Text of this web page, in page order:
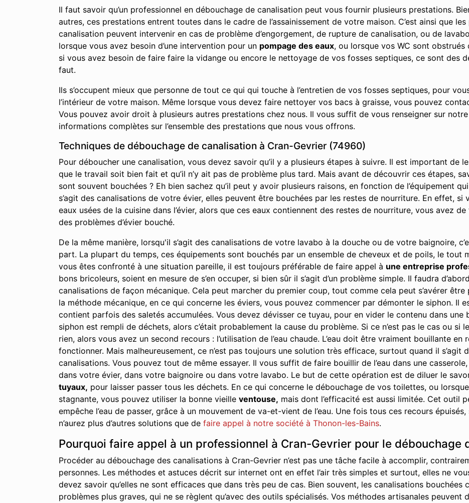
Il faut savoir qu’un professionnel en débouchage de canalisation peut vous fournir plusieurs prestations.
autres, ces prestations entrent toutes dans le cadre de l’assainissement de votre maison. C’est ainsi que
canalisation peuvent intervenir en cas de problème d’engorgement, de rupture de canalisation, ou de
lorsque vous avez besoin d’une intervention pour un pompage des eaux, ou lorsque vos WC sont obstrués
si vous avez besoin de faire faire la vidange ou encore le nettoyage de vos fosses septiques, ce sont des
faut.
Ils s’occupent mieux que personne de tout ce qui qui touche à l’entretien de vos fosses septiques, pour
l’intérieur de votre maison. Même lorsque vous devez faire nettoyer vos bacs à graisse, vous pouvez
Vous pouvez avoir droit à plusieurs autres prestations chez nous. Il vous suffit de vous renseigner sur
informations complètes sur l’ensemble des prestations que nous vous offrons.
Techniques de débouchage de canalisation à Cran-Gevrier (74960)
Pour déboucher une canalisation, vous devez savoir qu’il y a plusieurs étapes à suivre. Il est important de
que le travail soit bien fait et qu’il n’y ait pas de problème plus tard. Mais avant de découvrir ces étapes,
sont souvent bouchées ? Eh bien sachez qu’il peut y avoir plusieurs raisons, en fonction de l’équipement
s’agit des canalisations de votre évier, elles peuvent être bouchées par les restes de nourriture. En effet, si
eaux usées de la cuisine dans l’évier, alors que ces eaux contiennent des restes de nourriture, vous avez
des problèmes d’évier bouché.
De la même manière, lorsqu'il s’agit des canalisations de votre lavabo à la douche ou de votre baignoire,
part. La plupart du temps, ces équipements sont bouchés par un ensemble de cheveux et de poils, le tout
vous êtes confronté à une situation pareille, il est toujours préférable de faire appel à une entreprise
bons bricoleurs, soient en mesure de s’en occuper, si bien sûr il s’agit d’un problème simple. Il faudra
canalisations de façon mécanique. Cela peut marcher du premier coup, tout comme cela peut s’avérer être
la méthode mécanique, en ce qui concerne les éviers, vous pouvez commencer par démonter le siphon. Il
contient parfois des saletés accumulées. Vous devez dévisser ce tuyau, pour en vider le contenu dans une
siphon est rempli de déchets, alors c’était probablement la cause du problème. Si ce n’est pas le cas ou si
rien, alors vous avez un second recours : l’utilisation de l’eau chaude. L’eau doit être vraiment bouillante
fonctionner. Mais malheureusement, ce n’est pas toujours une solution très efficace, surtout quand il s’agit
canalisations. Vous pouvez tout de même essayer. Il vous suffit de faire bouillir de l’eau dans une
dans votre évier, dans votre baignoire ou dans votre lavabo. Le but de cette opération est de diluer le
tuyaux, pour laisser passer tous les déchets. En ce qui concerne le débouchage de vos toilettes, ou
stagnante, vous pouvez utiliser la bonne vieille ventouse, mais dont l’efficacité est aussi limitée. Cet outil
empêche l’eau de passer, grâce à un mouvement de va-et-vient de l’eau. Une fois tous ces recours
n’aurez plus d’autres solutions que de faire appel à notre société à Thonon-les-Bains.
Pourquoi faire appel à un professionnel à Cran-Gevrier pour le débouchage
Procéder au débouchage des canalisations à Cran-Gevrier n’est pas une tâche facile à accomplir,
personnes. Les méthodes et astuces décrit sur internet ont en effet l’air très simples et surtout, elles ne
devez savoir qu’elles ne sont efficaces que dans très peu de cas. Bien souvent, les canalisations bouchées
problèmes plus graves, qui ne se règlent qu’avec des outils spécialisés. Vos méthodes artisanales peuvent